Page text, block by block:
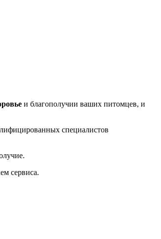
и благополучии ваших питомцев, и
специалистов
сервиса.